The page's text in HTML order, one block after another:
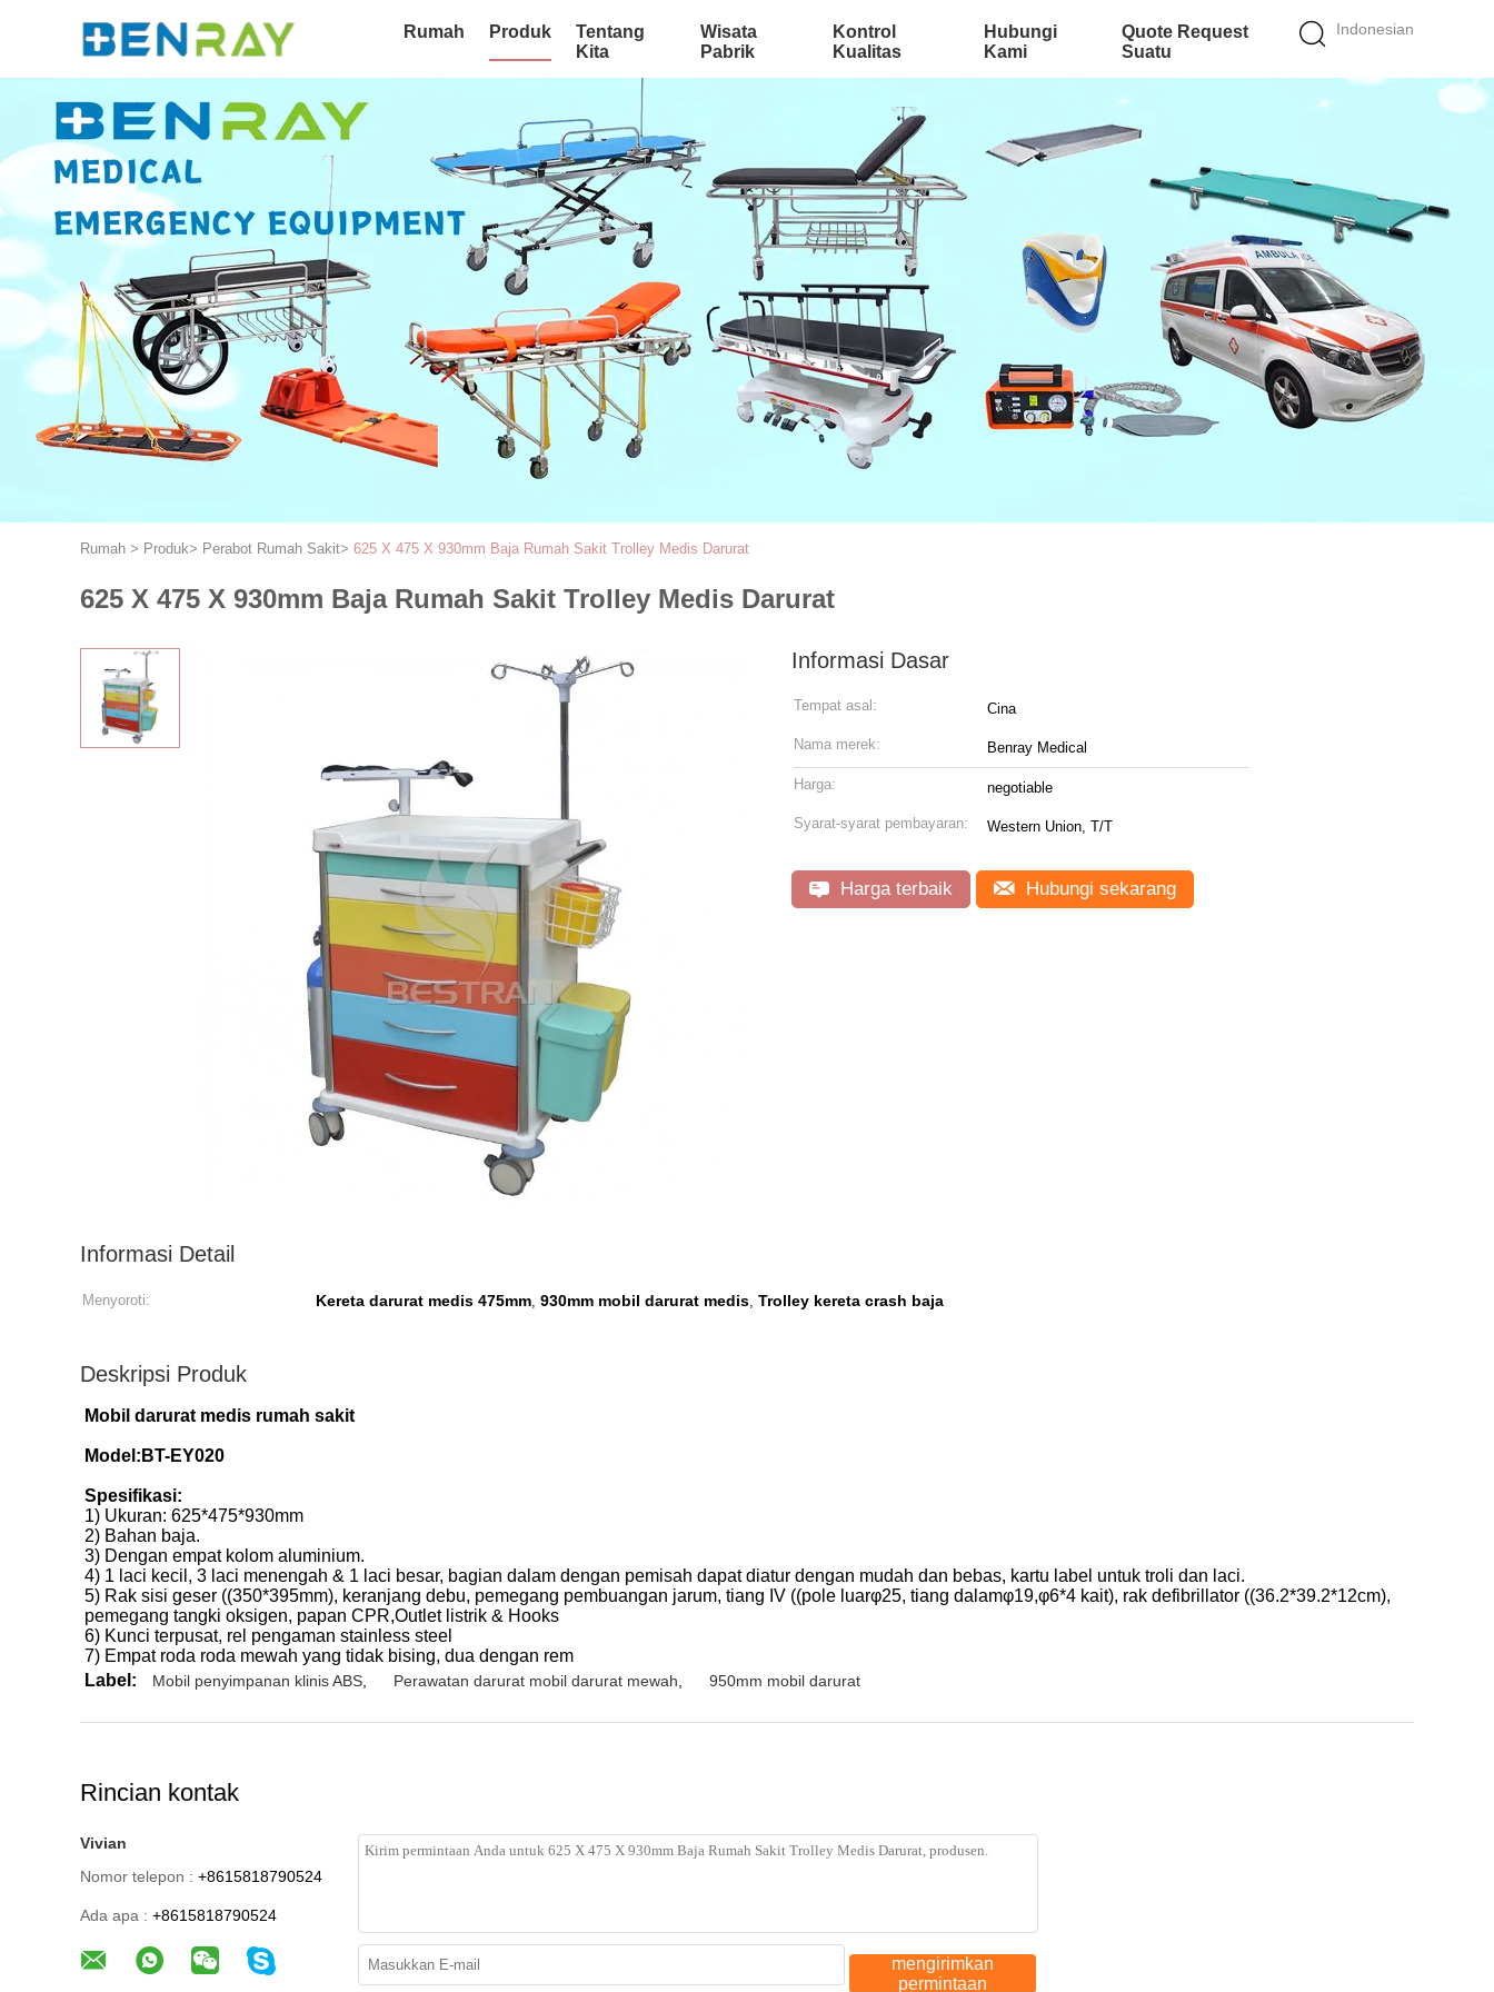
Indonesian
Rumah Produk
Tentang
Kita
Wisata
Pabrik
Kontrol
Kualitas
Hubungi
Kami
Quote Request
Suatu
Rumah > Produk> Perabot Rumah Sakit> 625 X 475 X 930mm Baja Rumah Sakit Trolley Medis Darurat
625 X 475 X 930mm Baja Rumah Sakit Trolley Medis Darurat
Informasi Dasar
Tempat asal: Cina
Nama merek: Benray Medical
Harga: negotiable
Syarat-syarat pembayaran: Western Union, T/T
Harga terbaik Hubungi sekarang
Informasi Detail
Menyoroti: Kereta darurat medis 475mm, 930mm mobil darurat medis, Trolley kereta crash baja
Deskripsi Produk
Mobil darurat medis rumah sakit
Model:BT-EY020
Spesifikasi:
1) Ukuran: 625*475*930mm
2) Bahan baja.
3) Dengan empat kolom aluminium.
4) 1 laci kecil, 3 laci menengah & 1 laci besar, bagian dalam dengan pemisah dapat diatur dengan mudah dan bebas, kartu label untuk troli dan laci.
5) Rak sisi geser ((350*395mm), keranjang debu, pemegang pembuangan jarum, tiang IV ((pole luarφ25, tiang dalamφ19,φ6*4 kait), rak defibrillator ((36.2*39.2*12cm),
pemegang tangki oksigen, papan CPR,Outlet listrik & Hooks
6) Kunci terpusat, rel pengaman stainless steel
7) Empat roda roda mewah yang tidak bising, dua dengan rem
Label:
Mobil penyimpanan klinis ABS Perawatan darurat mobil darurat mewah 950mm mobil darurat
Rincian kontak
Vivian
Nomor telepon : +8615818790524
Ada apa : +8615818790524
mengirimkan
permintaan